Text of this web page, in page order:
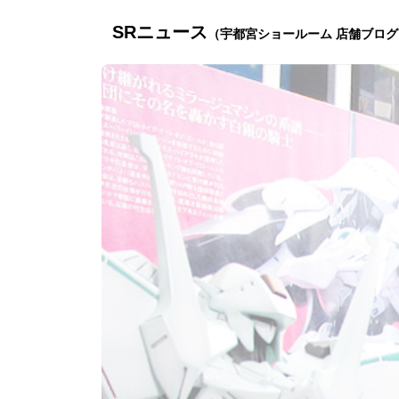
SRニュース （宇都宮ショールーム 店舗ブロ